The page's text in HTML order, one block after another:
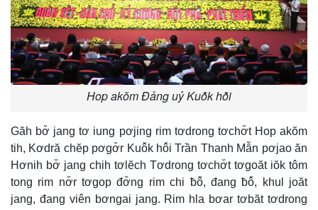
Hop akŏm Đảng uỷ Kuô̆k hô̆i
Găh bơ̆ jang tơ iung pơjing rim tơdrong tơchơ̆t Hop akŏm
tih, Kơdră chĕp pơgơ̆r Kuô̆k hô̆i Trần Thanh Mẫn pơjao ăn
Hơnih bơ̆ jang chih tơlĕch Tơdrong tơchơ̆t tơgoăt iŏk tôm
tong rim nơ̆r tơgop đơ̆ng rim chi ƀô̆, đang ƀô̆, khul joăt
jang, đang viên bơngai jang. Rim hla bơar tơbăt tơdrong